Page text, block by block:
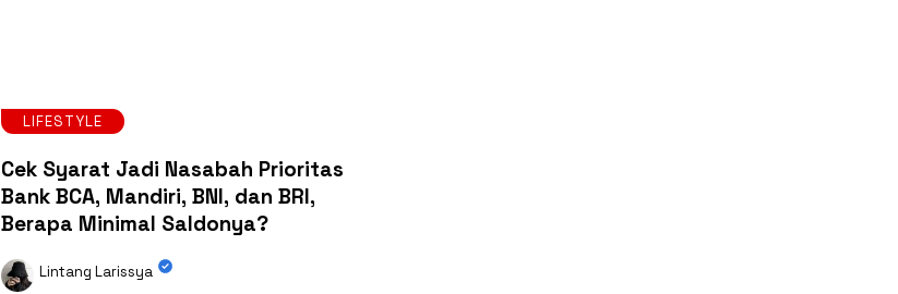
LIFESTYLE
Cek Syarat Jadi Nasabah Prioritas
Bank BCA, Mandiri, BNI, dan BRI,
Berapa Minimal Saldonya?
Lintang Larissya